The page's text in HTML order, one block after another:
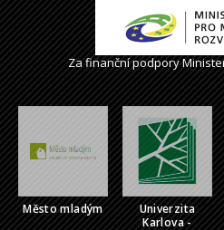
Za finanční podpory
Město mladým
Univerzita
Karlova -